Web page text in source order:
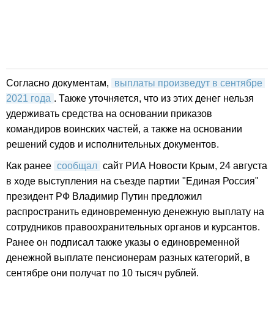
Согласно документам,
выплаты произведут в сентябре
2021 года . Также уточняется, что из этих денег нельзя
удерживать средства на основании приказов
командиров воинских частей, а также на основании
решений судов и исполнительных документов.
Как ранее сообщал сайт РИА Новости Крым, 24 августа
в ходе выступления на съезде партии "Единая Россия"
президент РФ Владимир Путин предложил
распространить единовременную денежную выплату на
сотрудников правоохранительных органов и курсантов.
Ранее он подписал также указы о единовременной
денежной выплате пенсионерам разных категорий, в
сентябре они получат по 10 тысяч рублей.